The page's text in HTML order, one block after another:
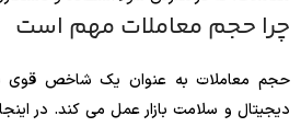
چرا حجم معاملات مهم است
حجم معاملات به عنوان یک شاخص قوی
دیجیتال و سلامت بازار عمل می کند. در